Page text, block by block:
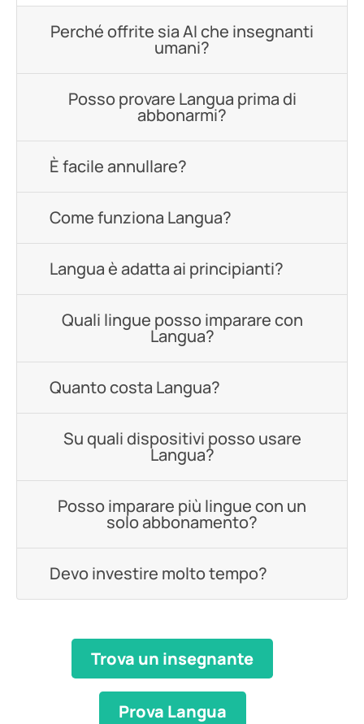
Perché offrite sia AI che insegnanti
umani?
Posso provare Langua prima di
abbonarmi?
È facile annullare?
Come funziona Langua?
Langua è adatta ai principianti?
Quali lingue posso imparare con
Langua?
Quanto costa Langua?
Su quali dispositivi posso usare
Langua?
Posso imparare più lingue con un
solo abbonamento?
Devo investire molto tempo?
Prova Langua
Trova un insegnante